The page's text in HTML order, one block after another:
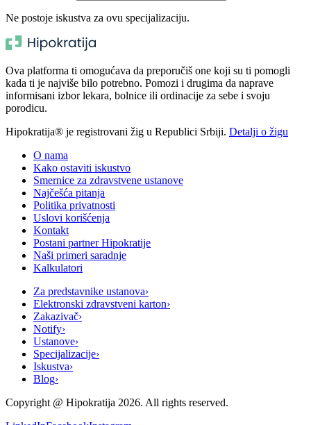
Ne postoje iskustva za ovu specijalizaciju.
Ova platforma ti omogućava da preporučiš one koji su ti pomogli
kada ti je najviše bilo potrebno. Pomozi i drugima da naprave
informisani izbor lekara, bolnice ili ordinacije za sebe i svoju
porodicu.
Hipokratija® je registrovani žig u Republici Srbiji. Detalji o žigu
O nama
Kako ostaviti iskustvo
Smernice za zdravstvene ustanove
Najčešća pitanja
Politika privatnosti
Uslovi korišćenja
Kontakt
Postani partner Hipokratije
Naši primeri saradnje
Kalkulatori
Za predstavnike ustanova›
Elektronski zdravstveni karton›
Zakazivač›
Notify›
Ustanove›
Specijalizacije›
Iskustva›
Blog›
Copyright @ Hipokratija 2026. All rights reserved.